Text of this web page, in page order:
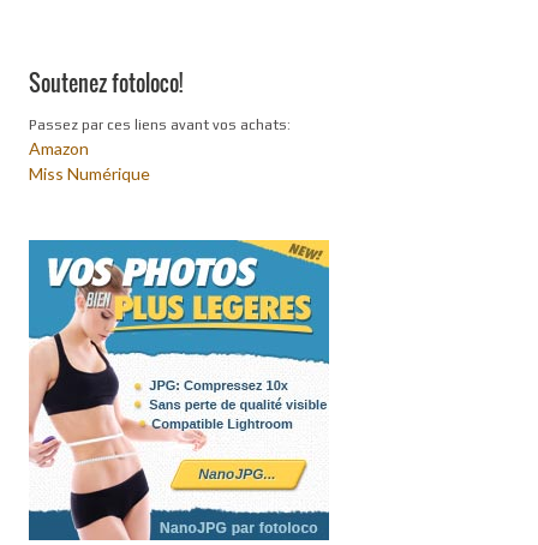
Soutenez fotoloco!
Passez par ces liens avant vos achats:
Amazon
Miss Numérique